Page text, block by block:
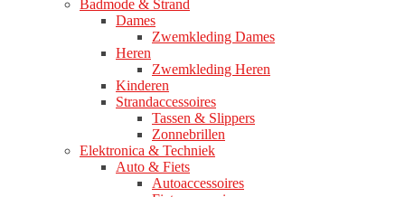
Badmode & Strand
Dames
Zwemkleding Dames
Heren
Zwemkleding Heren
Kinderen
Strandaccessoires
Tassen & Slippers
Zonnebrillen
Elektronica & Techniek
Auto & Fiets
Autoaccessoires